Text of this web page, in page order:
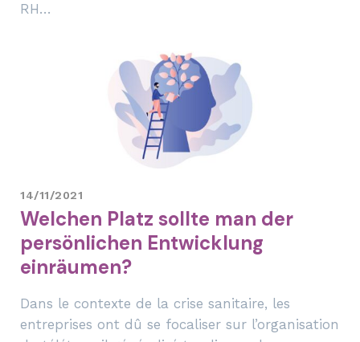
RH…
14/11/2021
Welchen Platz sollte man der
persönlichen Entwicklung
einräumen?
Dans le contexte de la crise sanitaire, les
entreprises ont dû se focaliser sur l’organisation